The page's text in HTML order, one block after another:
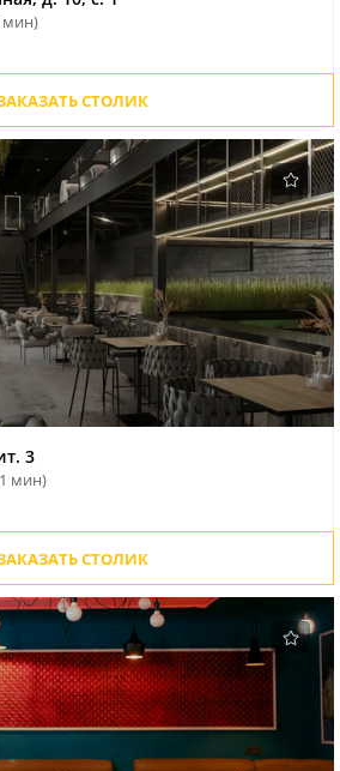
мин)
СТОЛИК
3
мин)
СТОЛИК